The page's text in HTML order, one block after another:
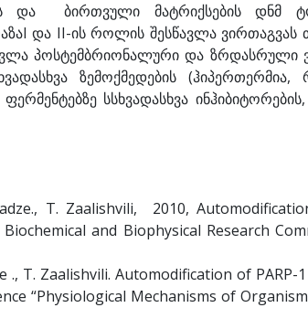
და ბირთვული მატრიქსების დნმ
და II-ის როლის შესწავლა ვირთაგვას
პოსტემბრიონალური და ზრდასრული
ზემოქმედების (ჰიპერთერმია,
სსხვადასხვა
T. Zaalishvili, 2010,
and Biophysical Research
., T. Zaalishvili. Automodification of PARP-
“Physiological Mechanisms of